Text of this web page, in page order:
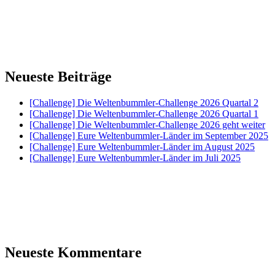
Neueste Beiträge
[Challenge] Die Weltenbummler-Challenge 2026 Quartal 2
[Challenge] Die Weltenbummler-Challenge 2026 Quartal 1
[Challenge] Die Weltenbummler-Challenge 2026 geht weiter
[Challenge] Eure Weltenbummler-Länder im September 2025
[Challenge] Eure Weltenbummler-Länder im August 2025
[Challenge] Eure Weltenbummler-Länder im Juli 2025
Neueste Kommentare